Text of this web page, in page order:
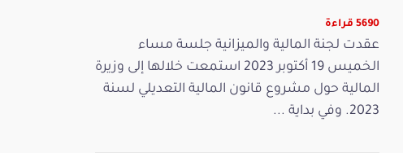
5690 قراءة
عقدت لجنة المالية والميزانية جلسة مساء
الخميس 19 أكتوبر 2023 استمعت خلالها إلى وزيرة
المالية حول مشروع قانون المالية التعديلي لسنة
2023. وفي بداية ...